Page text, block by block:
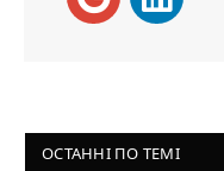
ОСТАННІ ПО ТЕМІ